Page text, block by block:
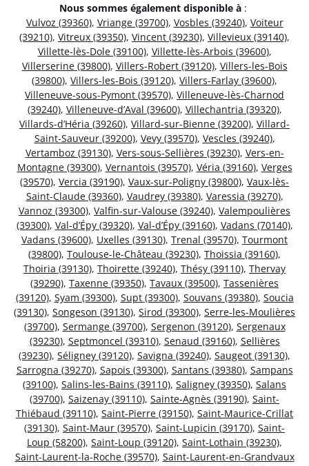
Nous sommes également disponible à :
Vulvoz (39360), Vriange (39700), Vosbles (39240), Voiteur
(39210), Vitreux (39350), Vincent (39230), Villevieux (39140),
Villette-lès-Dole (39100), Villette-lès-Arbois (39600),
Villerserine (39800), Villers-Robert (39120), Villers-les-Bois
(39800), Villers-les-Bois (39120), Villers-Farlay (39600),
Villeneuve-sous-Pymont (39570), Villeneuve-lès-Charnod
(39240), Villeneuve-d’Aval (39600), Villechantria (39320),
Villards-d’Héria (39260), Villard-sur-Bienne (39200), Villard-
Saint-Sauveur (39200), Vevy (39570), Vescles (39240),
Vertamboz (39130), Vers-sous-Sellières (39230), Vers-en-
Montagne (39300), Vernantois (39570), Véria (39160), Verges
(39570), Vercia (39190), Vaux-sur-Poligny (39800), Vaux-lès-
Saint-Claude (39360), Vaudrey (39380), Varessia (39270),
Vannoz (39300), Valfin-sur-Valouse (39240), Valempoulières
(39300), Val-d’Épy (39320), Val-d’Épy (39160), Vadans (70140),
Vadans (39600), Uxelles (39130), Trenal (39570), Tourmont
(39800), Toulouse-le-Château (39230), Thoissia (39160),
Thoiria (39130), Thoirette (39240), Thésy (39110), Thervay
(39290), Taxenne (39350), Tavaux (39500), Tassenières
(39120), Syam (39300), Supt (39300), Souvans (39380), Soucia
(39130), Songeson (39130), Sirod (39300), Serre-les-Moulières
(39700), Sermange (39700), Sergenon (39120), Sergenaux
(39230), Septmoncel (39310), Senaud (39160), Sellières
(39230), Séligney (39120), Savigna (39240), Saugeot (39130),
Sarrogna (39270), Sapois (39300), Santans (39380), Sampans
(39100), Salins-les-Bains (39110), Saligney (39350), Salans
(39700), Saizenay (39110), Sainte-Agnès (39190), Saint-
Thiébaud (39110), Saint-Pierre (39150), Saint-Maurice-Crillat
(39130), Saint-Maur (39570), Saint-Lupicin (39170), Saint-
Loup (58200), Saint-Loup (39120), Saint-Lothain (39230),
Saint-Laurent-la-Roche (39570), Saint-Laurent-en-Grandvaux